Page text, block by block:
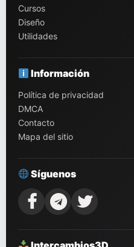
Cursos
Diseño
Utilidades
Información
Política de privacidad
DMCA
Contacto
Mapa del sitio
Síguenos